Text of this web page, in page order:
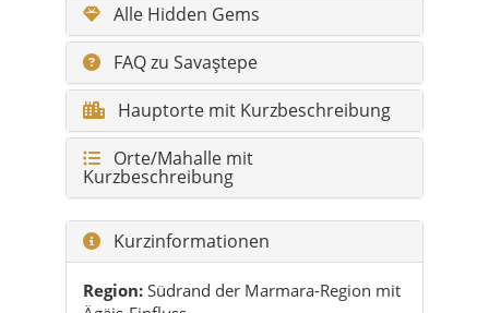
Alle Hidden Gems
FAQ zu Savaştepe
Hauptorte mit Kurzbeschreibung
Orte/Mahalle mit
Kurzbeschreibung
Kurzinformationen
Region: Südrand der Marmara-Region mit